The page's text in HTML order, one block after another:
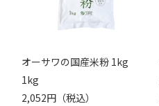
オーサワの国産米粉 1kg
1kg
2,052円（税込）